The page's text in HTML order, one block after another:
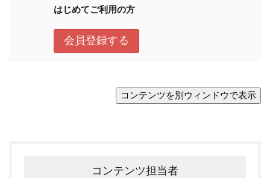
コンテンツ担当者